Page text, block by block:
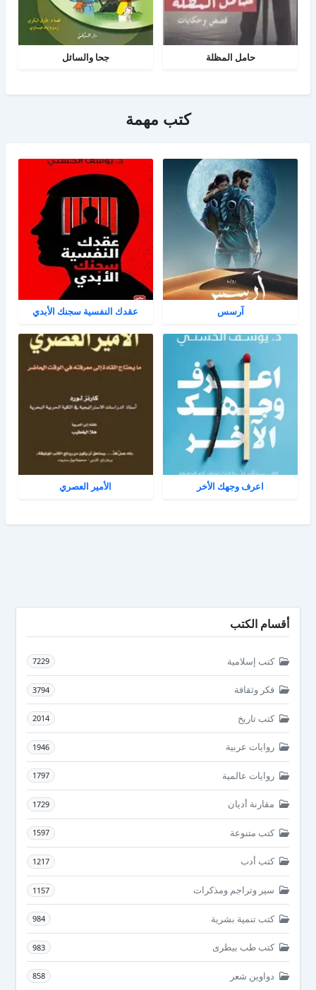
حامل المظلة جحا والسائل
كتب مهمة
آرسس عقدك النفسية سجنك الأبدي
اعرف وجهك الأخر الأمير العصري
أقسام الكتب
كتب إسلامية 7229
فكر وثقافة 3794
كتب تاريخ 2014
روايات عربية 1946
روايات عالمية 1797
مقارنة أديان 1729
كتب متنوعة 1597
كتب أدب 1217
سير وتراجم ومذكرات 1157
كتب تنمية بشرية 984
كتب طب بيطرى 983
دواوين شعر 858